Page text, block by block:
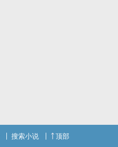
搜索小说 顶部